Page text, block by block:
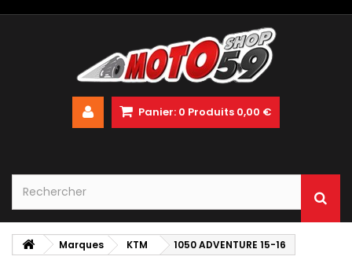
Panier: 0 Produits 0,00 €
Marques KTM 1050 ADVENTURE 15-16